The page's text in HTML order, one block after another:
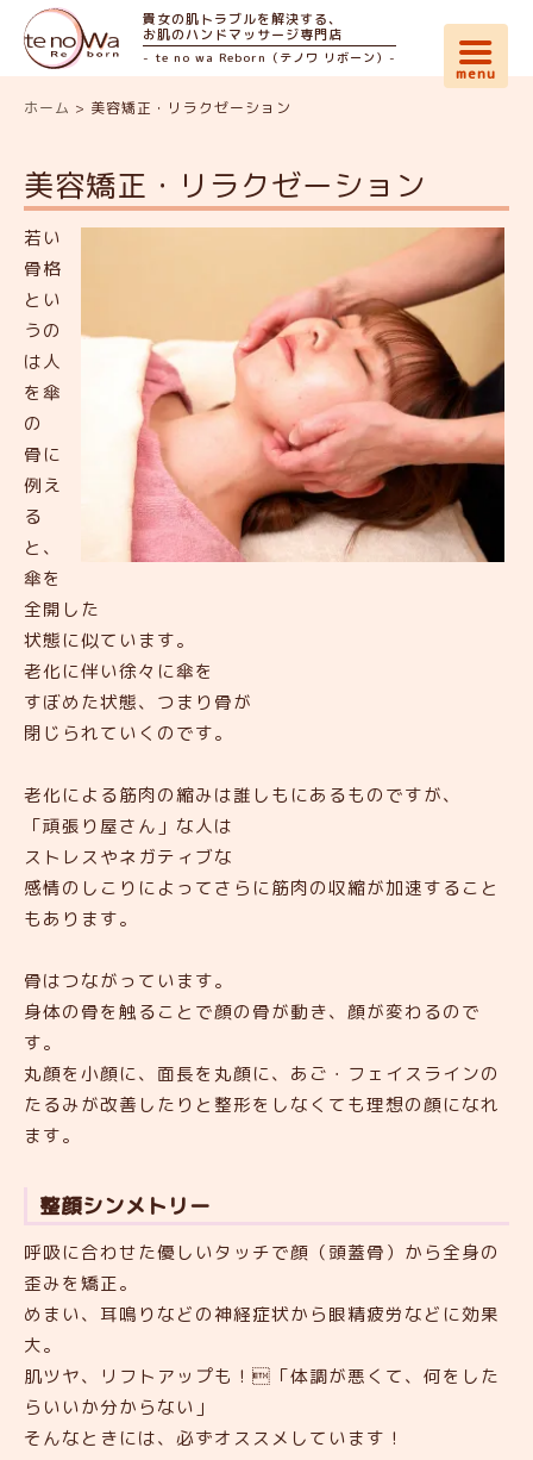
貴女の肌トラブルを解決する、
お肌のハンドマッサージ専門店
- te no wa Reborn（テノワ リボーン）-
ホーム > 美容矯正・リラクゼーション
美容矯正・リラクゼーション
若い
骨格
とい
うの
は人
を傘
の
骨に
例え
る
と、
傘を
全開した
状態に似ています。
老化に伴い徐々に傘を
すぼめた状態、つまり骨が
閉じられていくのです。
老化による筋肉の縮みは誰しもにあるものですが、
「頑張り屋さん」な人は
ストレスやネガティブな
感情のしこりによってさらに筋肉の収縮が加速すること
もあります。
骨はつながっています。
身体の骨を触ることで顔の骨が動き、顔が変わるので
す。
丸顔を小顔に、面長を丸顔に、あご・フェイスラインの
たるみが改善したりと整形をしなくても理想の顔になれ
ます。
整顔シンメトリー
呼吸に合わせた優しいタッチで顔（頭蓋骨）から全身の
歪みを矯正。
めまい、耳鳴りなどの神経症状から眼精疲労などに効果
大。
肌ツヤ、リフトアップも！「体調が悪くて、何をした
らいいか分からない」
そんなときには、必ずオススメしています！